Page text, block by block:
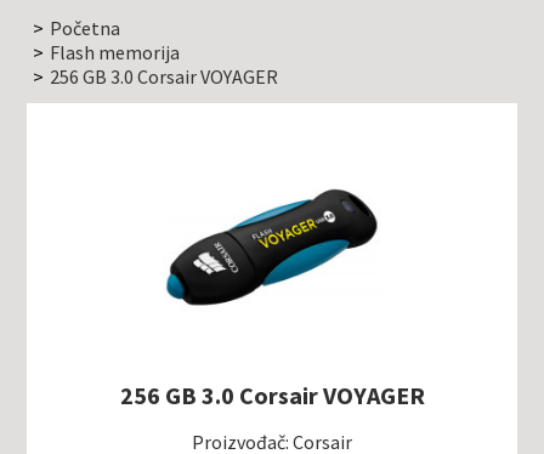
Početna
Flash memorija
256 GB 3.0 Corsair VOYAGER
256 GB 3.0 Corsair VOYAGER
Proizvođač: Corsair